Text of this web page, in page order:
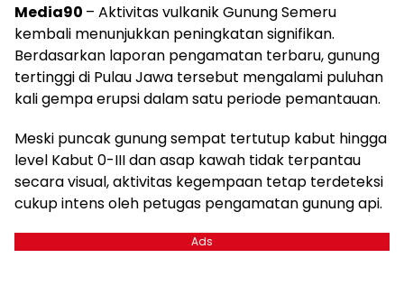
Media90 – Aktivitas vulkanik Gunung Semeru
kembali menunjukkan peningkatan signifikan.
Berdasarkan laporan pengamatan terbaru, gunung
tertinggi di Pulau Jawa tersebut mengalami puluhan
kali gempa erupsi dalam satu periode pemantauan.
Meski puncak gunung sempat tertutup kabut hingga
level Kabut 0-III dan asap kawah tidak terpantau
secara visual, aktivitas kegempaan tetap terdeteksi
cukup intens oleh petugas pengamatan gunung api.
Ads